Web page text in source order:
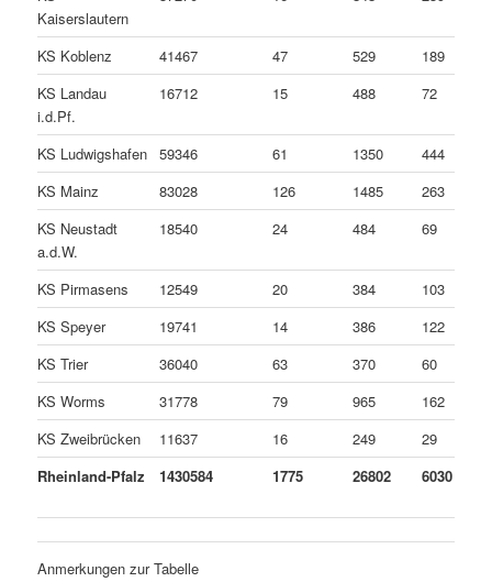
Kaiserslautern
KS Koblenz 41467 47 529
189
KS Landau
i.d.Pf.
16712 15 488 72
KS Ludwigshafen 59346 61 1350
444
KS Mainz
83028 126 1485
263
KS Neustadt
a.d.W.
18540 24 484 69
KS Pirmasens 12549 20 384
103
KS Speyer
19741 14 386
122
KS Trier
36040 63 370
60
KS Worms
31778 79 965
162
KS Zweibrücken
11637 16 249
29
Rheinland-Pfalz
1430584 1775 26802 6030
Anmerkungen zur Tabelle